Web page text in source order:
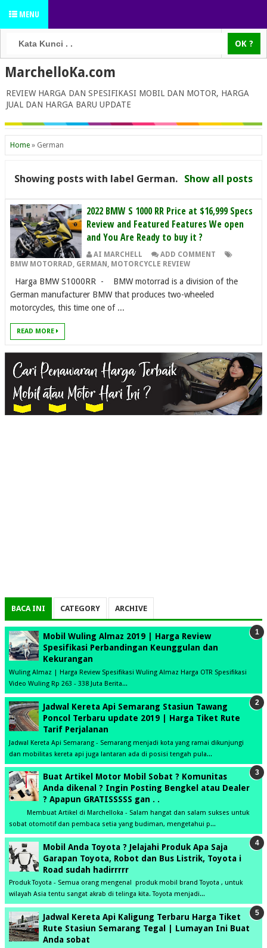
MENU
MarchelloKa.com
REVIEW HARGA DAN SPESIFIKASI MOBIL DAN MOTOR, HARGA
JUAL DAN HARGA BARU UPDATE
Home » German
Showing posts with label German. Show all posts
2022 BMW S 1000 RR Price at $16,999 Specs
Review and Featured Features We open
and You Are Ready to buy it ?
AI MARCHELL
ADD COMMENT
BMW MOTORRAD, GERMAN , MOTORCYCLE REVIEW
Harga BMW S1000RR - BMW motorrad is a division of the
German manufacturer BMW that produces two-wheeled
motorcycles, this time one of ...
READ MORE
BACA INI CATEGORY ARCHIVE
Mobil Wuling Almaz 2019 | Harga Review
Spesifikasi Perbandingan Keunggulan dan
Kekurangan
Wuling Almaz | Harga Review Spesifikasi Wuling Almaz Harga OTR Spesifikasi
Video Wuling Rp 263 - 338 Juta Berita...
Jadwal Kereta Api Semarang Stasiun Tawang
Poncol Terbaru update 2019 | Harga Tiket Rute
Tarif Perjalanan
Jadwal Kereta Api Semarang - Semarang menjadi kota yang ramai dikunjungi
dan mobilitas kereta api juga lantaran ada di posisi tengah pula...
Buat Artikel Motor Mobil Sobat ? Komunitas
Anda dikenal ? Ingin Posting Bengkel atau Dealer
? Apapun GRATISSSSS gan . .
Membuat Artikel di Marchelloka - Salam hangat dan salam sukses untuk
sobat otomotif dan pembaca setia yang budiman, mengetahui p...
Mobil Anda Toyota ? Jelajahi Produk Apa Saja
Garapan Toyota, Robot dan Bus Listrik, Toyota i
Road sudah hadirrrrr
Produk Toyota - Semua orang mengenal produk mobil brand Toyota , untuk
wilayah Asia tentu sangat akrab di telinga kita. Toyota menjadi...
Jadwal Kereta Api Kaligung Terbaru Harga Tiket
Rute Stasiun Semarang Tegal | Lumayan Ini Buat
Anda sobat